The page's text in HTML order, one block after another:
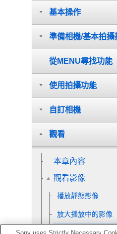
基本操作
準備相機/基本拍攝
從MENU尋找功能
使用拍攝功能
自訂相機
觀看
本章內容
觀看影像
播放靜態影像
放大播放中的影像